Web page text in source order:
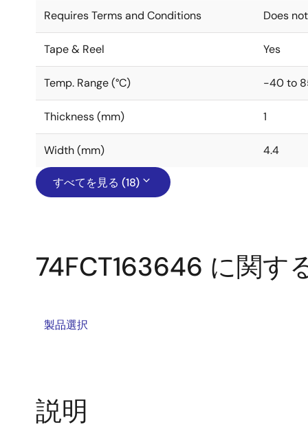
Requires Terms and Conditions Does
Tape & Reel Yes
Temp. Range (°C) -40 to
Thickness (mm) 1
Width (mm) 4.4
すべてを見る (18)
74FCT163646 に関す
製品選択
説明